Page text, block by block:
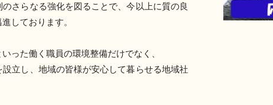
さらなる強化を図ることで、今以上に質の良
しております。
った働く職員の環境整備だけでなく、
立し、地域の皆様が安心して暮らせる地域社